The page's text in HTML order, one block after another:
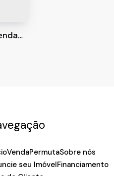
VendaPermutaSobre nós
seu ImóvelFinanciamento